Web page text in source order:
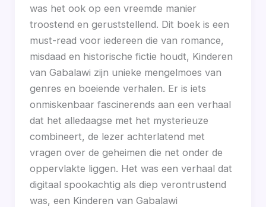
was het ook op een vreemde manier
troostend en geruststellend. Dit boek is een
must-read voor iedereen die van romance,
misdaad en historische fictie houdt, Kinderen
van Gabalawi zijn unieke mengelmoes van
genres en boeiende verhalen. Er is iets
onmiskenbaar fascinerends aan een verhaal
dat het alledaagse met het mysterieuze
combineert, de lezer achterlatend met
vragen over de geheimen die net onder de
oppervlakte liggen. Het was een verhaal dat
digitaal spookachtig als diep verontrustend
was, een Kinderen van Gabalawi